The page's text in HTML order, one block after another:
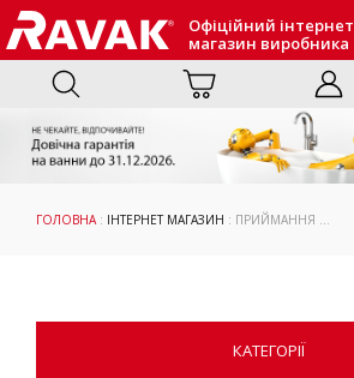
Офіційний інтернет
магазин виробника
ГОЛОВНА : ІНТЕРНЕТ МАГАЗИН : ПРИЙМАННЯ ВАННИ
КАТЕГОРІЇ